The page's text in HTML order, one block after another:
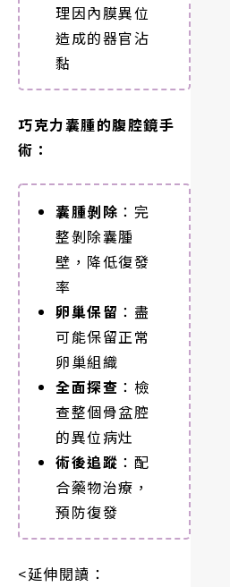
理因內膜異位
造成的器官沾
黏
巧克力囊腫的腹腔鏡手
術：
囊腫剝除 ：完
整剝除囊腫
壁，降低復發
率
卵巢保留 ：盡
可能保留正常
卵巢組織
全面探查 ：檢
查整個骨盆腔
的異位病灶
術後追蹤 ：配
合藥物治療，
預防復發
<延伸閱讀：